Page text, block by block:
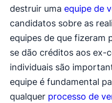
destruir uma equipe de
candidatos sobre as
equipes de que fizeram
se dão créditos aos ex-
individuais são
equipe é fundamental
qualquer processo de